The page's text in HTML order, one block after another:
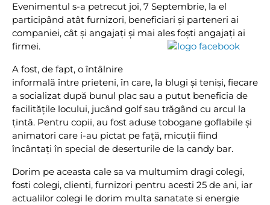
Evenimentul s-a petrecut joi, 7 Septembrie, la el
participând atât furnizori, beneficiari și parteneri ai
companiei, cât și angajați și mai ales foști angajați ai
firmei.
A fost, de fapt, o întâlnire
informală între prieteni, în care, la blugi și teniși, fiecare
a socializat după bunul plac sau a putut beneficia de
facilităţile locului, jucând golf sau trăgând cu arcul la
ţintă. Pentru copii, au fost aduse tobogane goflabile și
animatori care i-au pictat pe față, micuții fiind
încântați în special de deserturile de la candy bar.
Dorim pe aceasta cale sa va multumim dragi colegi,
fosti colegi, clienti, furnizori pentru acesti 25 de ani, iar
actualilor colegi le dorim multa sanatate si energie